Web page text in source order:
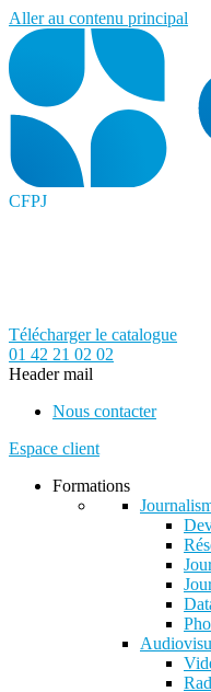
Aller au contenu principal
CFPJ
Télécharger le catalogue
01 42 21 02 02
Header mail
Nous contacter
Espace client
Formations